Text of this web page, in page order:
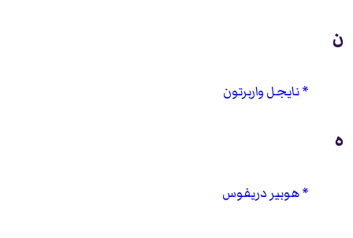
ن
نايجل واربرتون
ه
هوبير دريفوس